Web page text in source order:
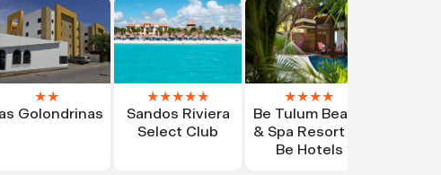
★★
Golondrinas
★★★★★
Sandos Riviera
Select Club
★★★★
Be Tulum Beach
& Spa Resort By
Be Hotels